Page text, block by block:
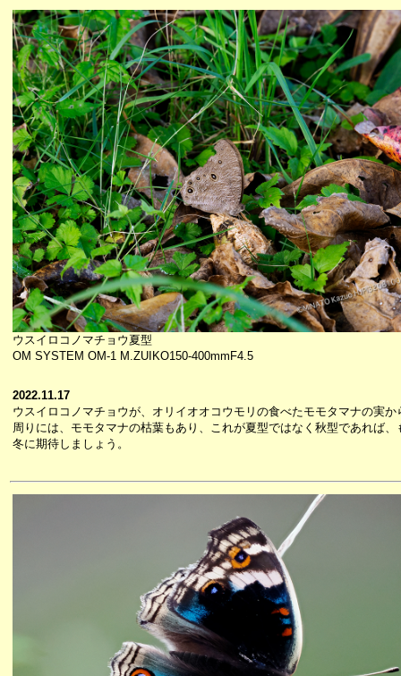
ウスイロコノマチョウ夏型
OM SYSTEM OM-1 M.ZUIKO150-400mmF4.5
2022.11.17
ウスイロコノマチョウが、オリイオオコウモリの食べたモモタマナの実
周りには、モモタマナの枯葉もあり、これが夏型ではなく秋型であれば
冬に期待しましょう。